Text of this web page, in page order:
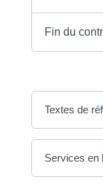
Fin du
Textes de
Services en